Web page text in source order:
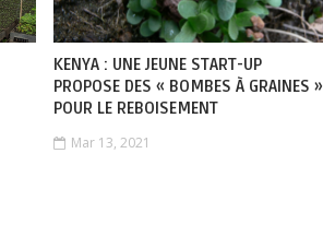
KENYA : UNE JEUNE START-UP
PROPOSE DES « BOMBES À GRAINES »
POUR LE REBOISEMENT
Mar 13, 2021